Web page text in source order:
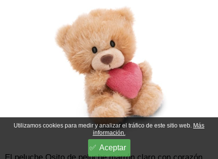
Utilizamos cookies para medir y analizar el tráfico de este sitio web. Más
información.
Aceptar